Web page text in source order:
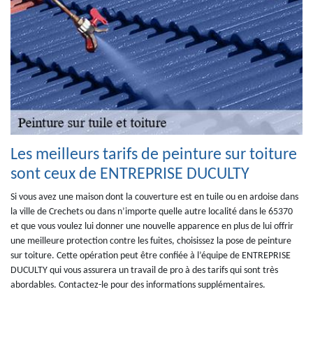
Les meilleurs tarifs de peinture sur toiture
sont ceux de ENTREPRISE DUCULTY
Si vous avez une maison dont la couverture est en tuile ou en ardoise dans
la ville de Crechets ou dans n’importe quelle autre localité dans le 65370
et que vous voulez lui donner une nouvelle apparence en plus de lui offrir
une meilleure protection contre les fuites, choisissez la pose de peinture
sur toiture. Cette opération peut être confiée à l’équipe de ENTREPRISE
DUCULTY qui vous assurera un travail de pro à des tarifs qui sont très
abordables. Contactez-le pour des informations supplémentaires.